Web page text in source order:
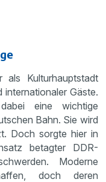
als Kulturhauptstadt
internationaler Gäste.
eine wichtige
Bahn. Sie wird
Doch sorgte hier in
betagter DDR-
Moderne
doch deren